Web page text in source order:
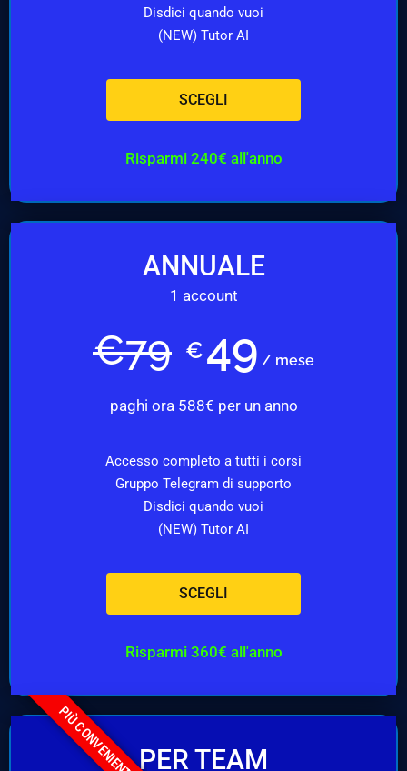
Disdici quando vuoi
(NEW) Tutor AI
SCEGLI
Risparmi 240€ all'anno
ANNUALE
1 account
€79 €49 / mese
paghi ora 588€ per un anno
Accesso completo a tutti i corsi
Gruppo Telegram di supporto
Disdici quando vuoi
(NEW) Tutor AI
SCEGLI
Risparmi 360€ all'anno
PIÙ CONVENIENTEPER TEAM